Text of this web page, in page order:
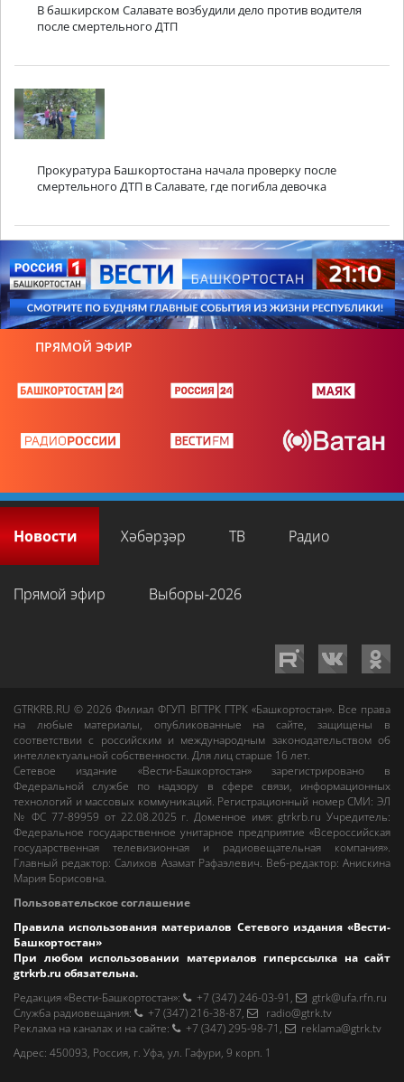
В башкирском Салавате возбудили дело против водителя
после смертельного ДТП
Прокуратура Башкортостана начала проверку после
смертельного ДТП в Салавате, где погибла девочка
ПРЯМОЙ ЭФИР
Новости Хәбәрҙәр ТВ Радио
Прямой эфир Выборы-2026
GTRKRB.RU © 2026Филиал ФГУП ВГТРК ГТРК «Башкортостан». Все права
на любые материалы, опубликованные на сайте, защищены в
соответствии с российским и международным законодательством об
интеллектуальной собственности. Для лиц старше 16 лет.
Сетевое издание «Вести-Башкортостан»зарегистрировано в
Федеральной службе по надзору в сфере связи, информационных
технологий и массовых коммуникаций. Регистрационный номер СМИ: ЭЛ
№ ФС 77-89959 от 22.08.2025 г. Доменное имя:gtrkrb.ru Учредитель:
Федеральное государственное унитарное предприятие «Всероссийская
государственная телевизионная и радиовещательная компания».
Главный редактор:Салихов Азамат Рафаэлевич. Веб-редактор:Анискина
Мария Борисовна.
Пользовательское соглашение
Правила использования материалов Сетевого издания «Вести-
Башкортостан»
При любом использовании материалов гиперссылка на сайт
gtrkrb.ru обязательна.
Редакция «Вести-Башкортостан»: +7 (347) 246-03-91 ,
gtrk@ufa.rfn.ru
Cлужба радиовещания: +7 (347) 216-38-87,
radio@gtrk.tv
Реклама на каналах и на сайте: +7 (347) 295-98-71 ,
reklama@gtrk.tv
Адрес: 450093, Россия, г. Уфа, ул. Гафури, 9 корп. 1